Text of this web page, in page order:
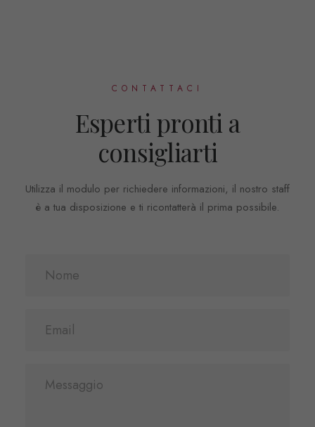
CONTATTACI
Esperti pronti a
consigliarti
Utilizza il modulo per richiedere informazioni, il nostro staff
è a tua disposizione e ti ricontatterà il prima possibile.